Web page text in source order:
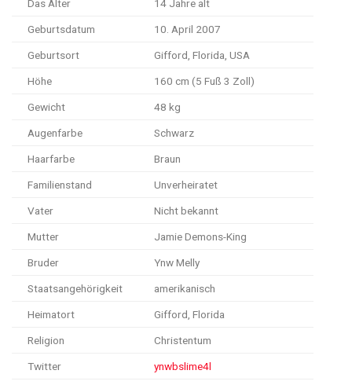
Das Alter 14 Jahre alt
Geburtsdatum 10. April 2007
Geburtsort Gifford, Florida, USA
Höhe 160 cm (5 Fuß 3 Zoll)
Gewicht 48 kg
Augenfarbe Schwarz
Haarfarbe Braun
Familienstand Unverheiratet
Vater Nicht bekannt
Mutter Jamie Demons-King
Bruder Ynw Melly
Staatsangehörigkeit amerikanisch
Heimatort Gifford, Florida
Religion Christentum
Twitter ynwbslime4l